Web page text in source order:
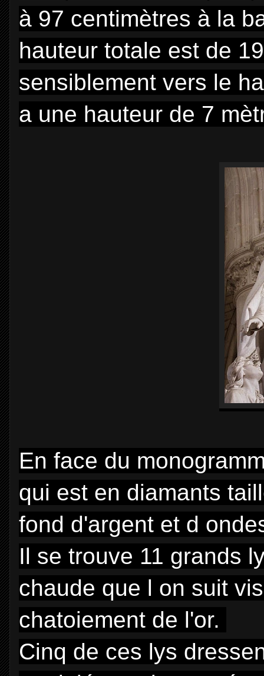
à 97 centimètres à la
hauteur totale est de
sensiblement vers le
a une hauteur de 7
En face du
qui est en diamants
fond d'argent et d
Il se trouve 11 grands
chaude que l on suit
chatoiement de l'or.
Cinq de ces lys